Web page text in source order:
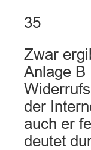
35
Zwar
Anlage B
der
auch er
deutet